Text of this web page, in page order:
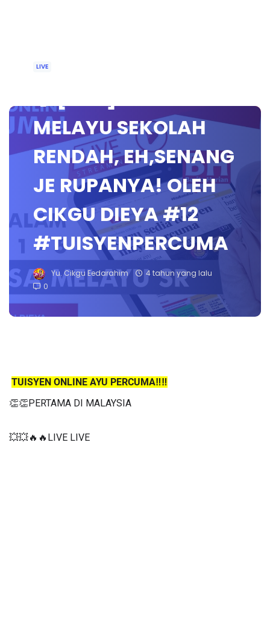
LIVE
🔴 [LIVE] BAHASA
MELAYU SEKOLAH
RENDAH, EH,SENANG
JE RUPANYA! OLEH
CIKGU DIEYA #12
#TUISYENPERCUMA
Yu. Cikgu Eedarahim
4 tahun yang lalu
0
TUISYEN ONLINE AYU PERCUMA‼️‼️
👏👏PERTAMA DI MALAYSIA
💥💥🔥🔥LIVE LIVE